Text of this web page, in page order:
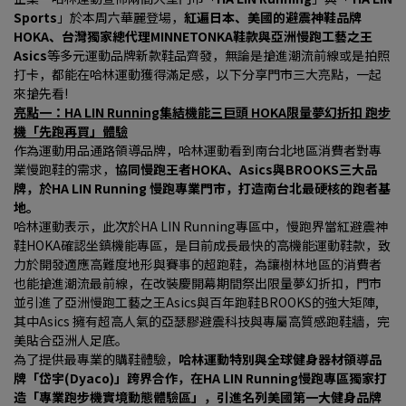
Sports 」於本周六華麗登場， 紅遍日本、美國的避震神鞋品牌
HOKA、台灣獨家總代理MINNETONKA鞋款與亞洲慢跑工藝之王
Asics等多元運動品牌新款鞋品齊發，無論是搶進潮流前線或是拍照
打卡，都能在哈林運動獲得滿足感，以下分享門市三大亮點，一起
來搶先看!
亮點一：HA LIN Running集結機能三巨頭 HOKA限量夢幻折扣 跑步
機「先跑再買」體驗
作為運動用品通路領導品牌，哈林運動看到南台北地區消費者對專
業慢跑鞋的需求， 協同慢跑王者HOKA、Asics與BROOKS三大品
牌，於HA LIN Running 慢跑專業門市，打造南台北最硬核的跑者基
地。
哈林運動表示，此次於HA LIN Running專區中，慢跑界當紅避震神
鞋HOKA確認坐鎮機能專區，是目前成長最快的高機能運動鞋款，致
力於開發適應高難度地形與賽事的超跑鞋，為讓樹林地區的消費者
也能搶進潮流最前線，在改裝慶開幕期間祭出限量夢幻折扣，門市
並引進了亞洲慢跑工藝之王Asics與百年跑鞋BROOKS的強大矩陣,
其中Asics 擁有超高人氣的亞瑟膠避震科技與專屬高質感跑鞋牆，完
美貼合亞洲人足底。
為了提供最專業的購鞋體驗， 哈林運動特別與全球健身器材領導品
牌「岱宇(Dyaco)」跨界合作，在HA LIN Running慢跑專區獨家打
造「專業跑步機實境動態體驗區」，引進名列美國第一大健身品牌